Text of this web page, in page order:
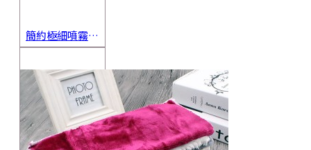
簡約極細噴霧瓶 旅行分裝瓶 保養品分裝 酒精噴霧瓶 小噴壺 香水瓶 隨身瓶